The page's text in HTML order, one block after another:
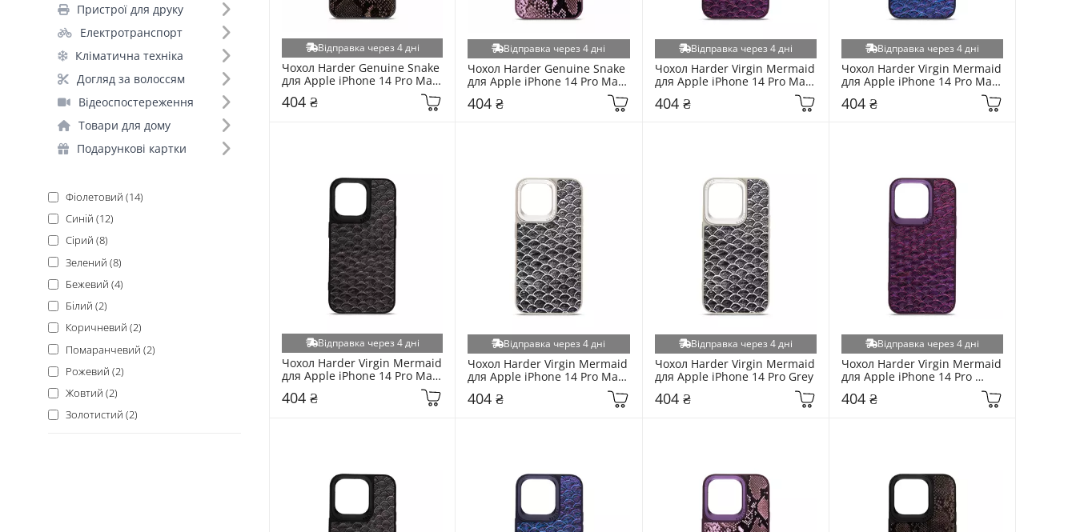
Пристрої для друку
Електротранспорт
Кліматична техніка
Догляд за волоссям
Відеоспостереження
Товари для дому
Подарункові картки
Apple iPhone 14 Pro (38)
Форм-фактор (1)
Чохол (77)
Основний колір (12)
Фіолетовий (14)
Синій (12)
Сірий (8)
Зелений (8)
Бежевий (4)
Білий (2)
Коричневий (2)
Помаранчевий (2)
Рожевий (2)
Жовтий (2)
Золотистий (2)
Відправка через 4 дні
Чохол Harder Genuine Snake
для Apple iPhone 14 Pro Max
404 ₴
Відправка через 4 дні
Чохол Harder Genuine Snake
для Apple iPhone 14 Pro Max
404 ₴
Відправка через 4 дні
Чохол Harder Virgin Mermaid
для Apple iPhone 14 Pro Max
404 ₴
Відправка через 4 дні
Чохол Harder Virgin Mermaid
для Apple iPhone 14 Pro Max
404 ₴
Відправка через 4 дні
Чохол Harder Virgin Mermaid
для Apple iPhone 14 Pro Max
404 ₴
Відправка через 4 дні
Чохол Harder Virgin Mermaid
для Apple iPhone 14 Pro Max
404 ₴
Відправка через 4 дні
Чохол Harder Virgin Mermaid
для Apple iPhone 14 Pro Grey
404 ₴
Відправка через 4 дні
Чохол Harder Virgin Mermaid
для Apple iPhone 14 Pro
404 ₴